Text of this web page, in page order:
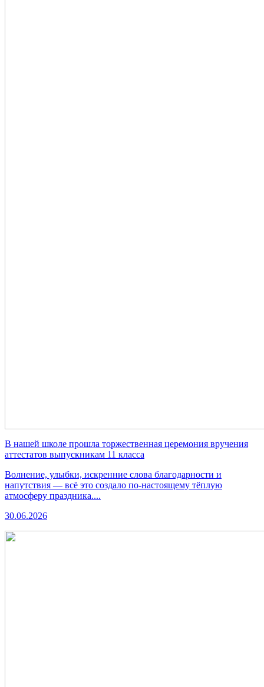
В нашей школе прошла торжественная церемония вручения
аттестатов выпускникам 11 класса
Волнение, улыбки, искренние слова благодарности и
напутствия — всё это создало по-настоящему тёплую
атмосферу праздника....
30.06.2026